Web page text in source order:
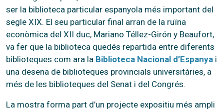
ser la biblioteca particular espanyola més important del
segle XIX. El seu particular final arran de la ruïna
econòmica del XII duc, Mariano Téllez-Girón y Beaufort,
va fer que la biblioteca quedés repartida entre diferents
biblioteques com ara la Biblioteca Nacional d’Espanya i
una desena de biblioteques provincials universitàries, a
més de les biblioteques del Senat i del Congrés.
La mostra forma part d’un projecte expositiu més ampli